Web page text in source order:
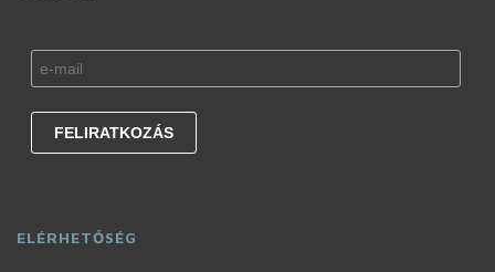
ELÉRHETŐSÉG